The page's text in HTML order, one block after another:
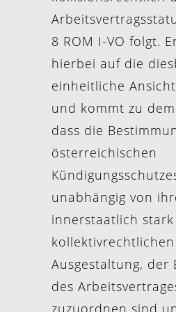
8 ROM I-VO folgt.
hierbei auf die
einheitliche
und kommt zu dem
dass die
österreichischen
unabhängig von
innerstaatlich stark
kollektivrechtlichen
Ausgestaltung, der
des
zuzuordnen sind